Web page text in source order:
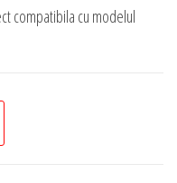
compatibila cu modelul